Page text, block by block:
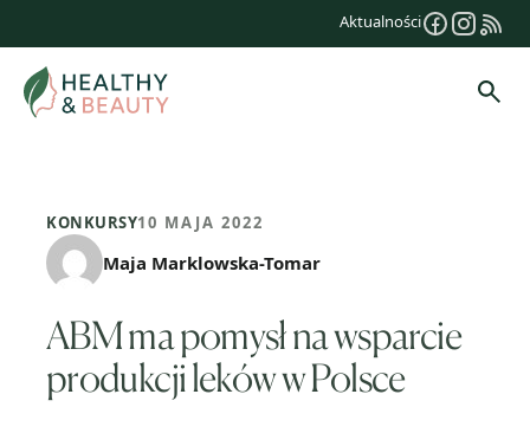
treści
Aktualności
KONKURSY10 MAJA 2022
Maja Marklowska-Tomar
ABM ma pomysł na wsparcie
produkcji leków w Polsce